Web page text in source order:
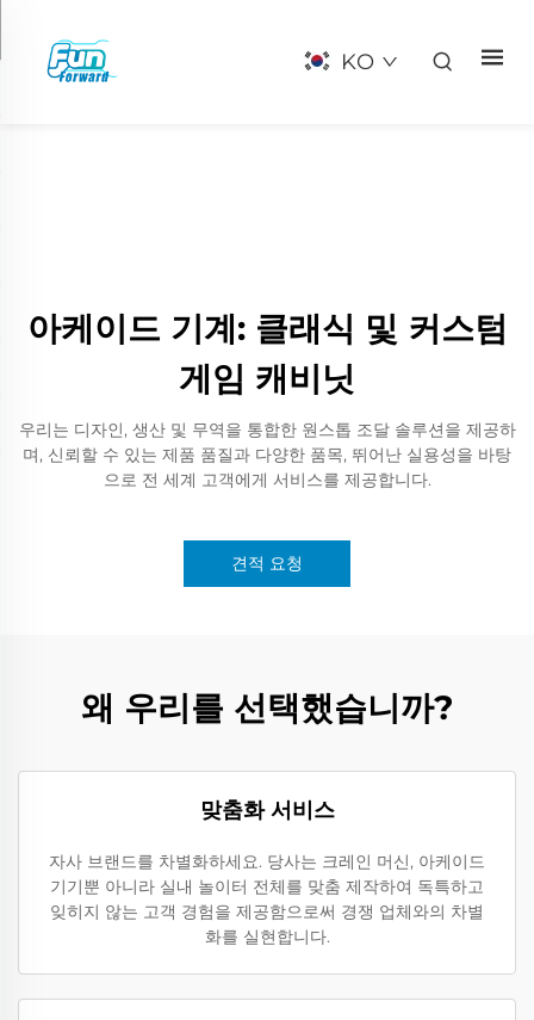
KO
아케이드 기계: 클래식 및 커스텀
게임 캐비닛
우리는 디자인, 생산 및 무역을 통합한 원스톱 조달 솔루션을 제공하
며, 신뢰할 수 있는 제품 품질과 다양한 품목, 뛰어난 실용성을 바탕
으로 전 세계 고객에게 서비스를 제공합니다.
견적 요청
왜 우리를 선택했습니까?
맞춤화 서비스
자사 브랜드를 차별화하세요. 당사는 크레인 머신, 아케이드
기기뿐 아니라 실내 놀이터 전체를 맞춤 제작하여 독특하고
잊히지 않는 고객 경험을 제공함으로써 경쟁 업체와의 차별
화를 실현합니다.